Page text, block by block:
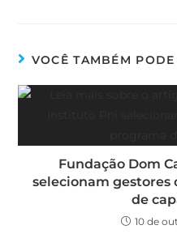
VOCÊ TAMBÉM PODE
Fundação Dom
selecionam gestores
de
10 de